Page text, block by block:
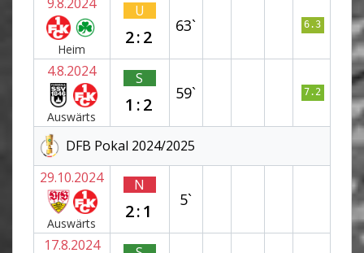
Heim
U
2:2
63` 6.3
4.8.2024
Auswärts
S
1:2
59` 7.2
DFB Pokal 2024/2025
29.10.2024
Auswärts
N
2:1
5`
17.8.2024